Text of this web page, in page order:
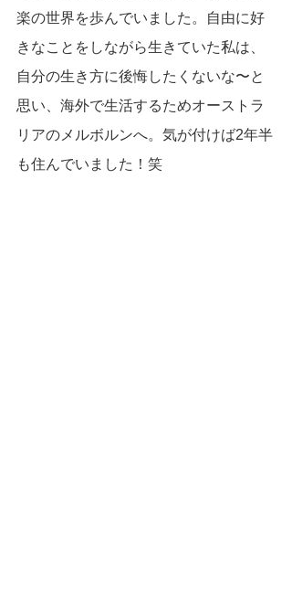
楽の世界を歩んでいました。自由に好
きなことをしながら生きていた私は、
自分の生き方に後悔したくないな〜と
思い、海外で生活するためオーストラ
リアのメルボルンへ。気が付けば2年半
も住んでいました！笑